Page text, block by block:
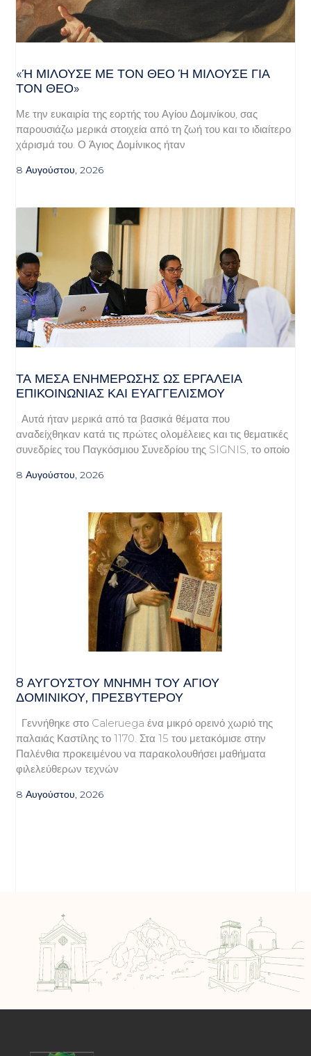
«Ή ΜΙΛΟΎΣΕ ΜΕ ΤΟΝ ΘΕΌ Ή ΜΙΛΟΎΣΕ ΓΙΑ ΤΟ
Ν ΘΕΌ»
Με την ευκαιρία της εορτής του Αγίου Δομινίκου, σας
παρουσιάζω μερικά στοιχεία από τη ζωή του και το ιδιαίτερο
χάρισμά του. Ο Άγιος Δομίνικος ήταν
8 Αυγούστου, 2026
ΤΑ ΜΈΣΑ ΕΝΗΜΈΡΩΣΗΣ ΩΣ ΕΡΓΑΛΕΊΑ
ΕΠΙΚΟΙΝΩΝΊΑΣ ΚΑΙ ΕΥΑΓΓΕΛΙΣΜΟΎ
Αυτά ήταν μερικά από τα βασικά θέματα που
αναδείχθηκαν κατά τις πρώτες ολομέλειες και τις θεματικές
συνεδρίες του Παγκόσμιου Συνεδρίου της SIGNIS, το οποίο
8 Αυγούστου, 2026
8 ΑΥΓΟΥΣΤΟΥ ΜΝΗΜΗ ΤΟΥ ΑΓΙΟΥ
ΔΟΜΙΝΙΚΟΥ, ΠΡΕΣΒΥΤΕΡΟΥ
Γεννήθηκε στο Caleruega ένα μικρό ορεινό χωριό της
παλαιάς Καστίλης το 1170. Στα 15 του μετακόμισε στην
Παλένθια προκειμένου να παρακολουθήσει μαθήματα
φιλελεύθερων τεχνών
8 Αυγούστου, 2026